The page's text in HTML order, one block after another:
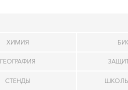
ХИМИЯ
ГЕОГРАФИЯ
СТЕНДЫ